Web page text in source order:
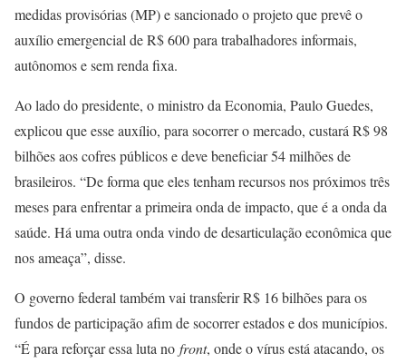
medidas provisórias (MP) e sancionado o projeto que prevê o
auxílio emergencial de R$ 600 para trabalhadores informais,
autônomos e sem renda fixa.
Ao lado do presidente, o ministro da Economia, Paulo Guedes,
explicou que esse auxílio, para socorrer o mercado, custará R$ 98
bilhões aos cofres públicos e deve beneficiar 54 milhões de
brasileiros. “De forma que eles tenham recursos nos próximos três
meses para enfrentar a primeira onda de impacto, que é a onda da
saúde. Há uma outra onda vindo de desarticulação econômica que
nos ameaça”, disse.
O governo federal também vai transferir R$ 16 bilhões para os
fundos de participação afim de socorrer estados e dos municípios.
“É para reforçar essa luta no front, onde o vírus está atacando, os